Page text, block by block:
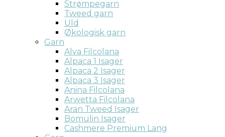
Strømpegarn
Tweed garn
Uld
Økologisk garn
Garn
Alva Filcolana
Alpaca 1 Isager
Alpaca 2 Isager
Alpaca 3 Isager
Anina Filcolana
Arwetta Filcolana
Aran Tweed Isager
Bomulin Isager
Cashmere Premium Lang